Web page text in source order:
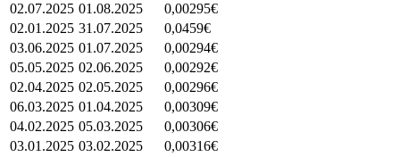
02.07.2025 01.08.2025 0,00295€
02.01.2025 31.07.2025 0,0459€
03.06.2025 01.07.2025 0,00294€
05.05.2025 02.06.2025 0,00292€
02.04.2025 02.05.2025 0,00296€
06.03.2025 01.04.2025 0,00309€
04.02.2025 05.03.2025 0,00306€
03.01.2025 03.02.2025 0,00316€